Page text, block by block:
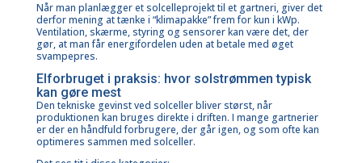
Når man planlægger et solcelleprojekt til et gartneri, giver det
derfor mening at tænke i “klimapakke” frem for kun i kWp.
Ventilation, skærme, styring og sensorer kan være det, der
gør, at man får energifordelen uden at betale med øget
svampepres.
Elforbruget i praksis: hvor solstrømmen typisk
kan gøre mest
Den tekniske gevinst ved solceller bliver størst, når
produktionen kan bruges direkte i driften. I mange gartnerier
er der en håndfuld forbrugere, der går igen, og som ofte kan
optimeres sammen med solceller.